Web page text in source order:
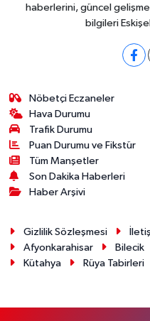
haberlerini, güncel
bilgileri
Nöbetçi Eczaneler
Hava Durumu
Trafik Durumu
Puan Durumu ve Fikstür
Tüm Manşetler
Son Dakika Haberleri
Haber Arşivi
Gizlilik Sözleşmesi
Afyonkarahisar
Bilecik
Kütahya
Rüya Tabirleri